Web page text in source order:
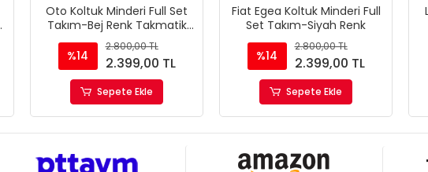
Oto Koltuk Minderi Full Set
Takım-Bej Renk Takmatik
Pratik
%14
2.800,00 TL
2.399,00 TL
Sepete Ekle
Fiat Egea Koltuk Minderi Full
Set Takım-Siyah Renk
%14
2.800,00 TL
2.399,00 TL
Sepete Ekle